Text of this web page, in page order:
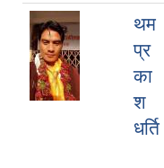
थम
प्र
का
श
धर्ति